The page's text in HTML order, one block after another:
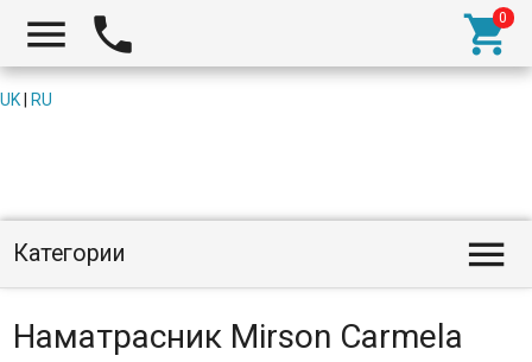
  
UK RU
Категории 
Наматрасник Mirson Carmela